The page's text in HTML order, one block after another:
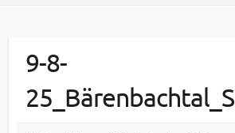
9-8-